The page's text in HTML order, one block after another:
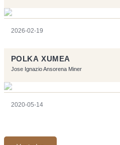
2026-02-19
POLKA XUMEA
Jose Ignazio Ansorena Miner
2020-05-14